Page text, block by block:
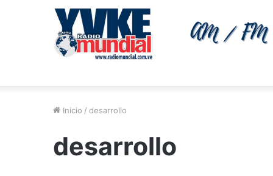
Inicio / desarrollo
desarrollo